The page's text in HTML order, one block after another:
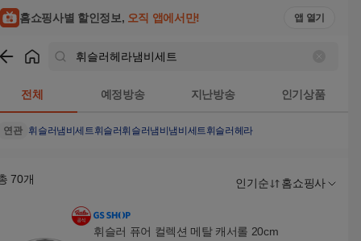
홈쇼핑사별 할인정보, 오직 앱에서만! 앱 열기
전체 예정방송 지난방송 인기상품
연관 휘슬러냄비세트휘슬러휘슬러냄비 냄비세트휘슬러헤라
70개 인기순 홈쇼핑사
휘슬러 퓨어 컬렉션 메탈 캐서롤 20cm